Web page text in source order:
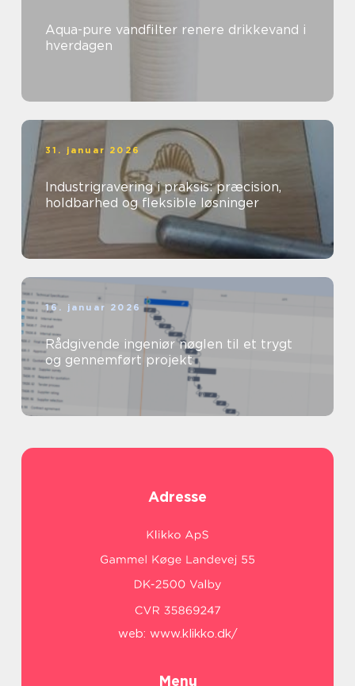
Aqua-pure vandfilter renere drikkevand i
hverdagen
31. januar 2026
Industrigravering i praksis: præcision,
holdbarhed og fleksible løsninger
16. januar 2026
Rådgivende ingeniør nøglen til et trygt
og gennemført projekt
Adresse
web: www.klikko.dk/
Menu